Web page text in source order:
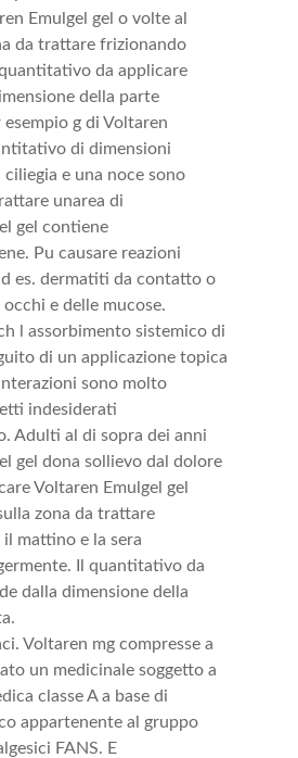
Emulgel gel o volte al
da trattare frizionando
da applicare
della parte
esempio g di Voltaren
di dimensioni
e una noce sono
unarea di
gel contiene
Pu causare reazioni
es. dermatiti da contatto o
e delle mucose.
l assorbimento sistemico di
di un applicazione topica
sono molto
indesiderati
Adulti al di sopra dei anni
gel dona sollievo dal dolore
Voltaren Emulgel gel
zona da trattare
mattino e la sera
Il quantitativo da
dalla dimensione della
Voltaren mg compresse a
un medicinale soggetto a
classe A a base di
appartenente al gruppo
FANS. E